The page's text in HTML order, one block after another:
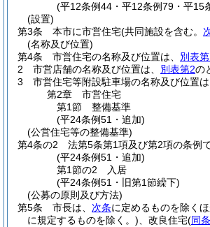
(平12条例44・平12条例79・平15
(設置)
第3条
本市に市営住宅(共同施設を含む。
(名称及び位置)
第4条
市営住宅の名称及び位置は、 別表第
2
市営店舗の名称及び位置は、 別表第2の
3
市営住宅等附設駐車場の名称及び位置は
第2章
市営住宅
第1節
整備基準
(平24条例51・追加)
(公営住宅等の整備基準)
第4条の2
法第5条第1項及び第2項の条例
(平24条例51・追加)
第1節の2
入居
(平24条例51・旧第1節繰下)
(公募の原則及び方法)
第5条
市長は、 次条に定めるものを除く
に規定するものを除く。) 、改良住宅(同